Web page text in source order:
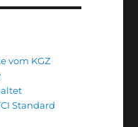
vom KGZ
Standard